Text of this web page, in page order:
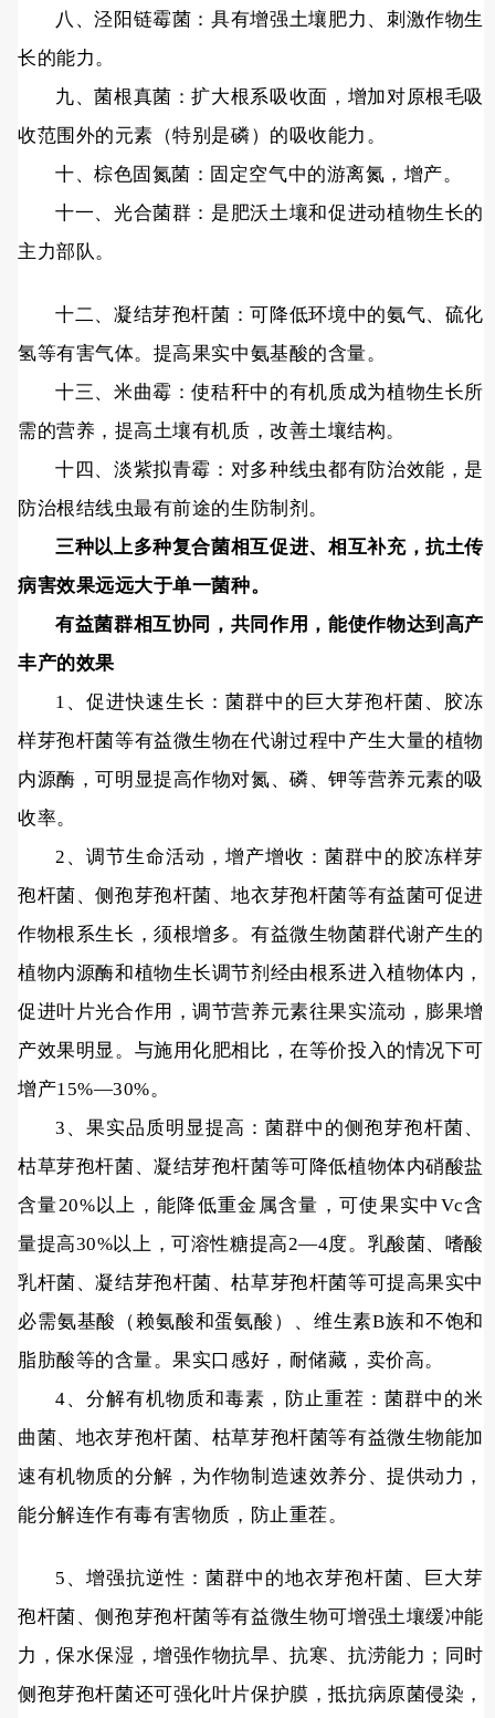
八、泾阳链霉菌：具有增强土壤肥力、刺激作物生
长的能力。
九、菌根真菌：扩大根系吸收面，增加对原根毛吸
收范围外的元素（特别是磷）的吸收能力。
十、棕色固氮菌：固定空气中的游离氮，增产。
十一、光合菌群：是肥沃土壤和促进动植物生长的
主力部队。
十二、凝结芽孢杆菌：可降低环境中的氨气、硫化
氢等有害气体。提高果实中氨基酸的含量。
十三、米曲霉：使秸秆中的有机质成为植物生长所
需的营养，提高土壤有机质，改善土壤结构。
十四、淡紫拟青霉：对多种线虫都有防治效能，是
防治根结线虫最有前途的生防制剂。
三种以上多种复合菌相互促进、相互补充，抗土传
病害效果远远大于单一菌种。
有益菌群相互协同，共同作用，能使作物达到高产
丰产的效果
1、促进快速生长：菌群中的巨大芽孢杆菌、胶冻
样芽孢杆菌等有益微生物在代谢过程中产生大量的植物
内源酶，可明显提高作物对氮、磷、钾等营养元素的吸
收率。
2、调节生命活动，增产增收：菌群中的胶冻样芽
孢杆菌、侧孢芽孢杆菌、地衣芽孢杆菌等有益菌可促进
作物根系生长，须根增多。有益微生物菌群代谢产生的
植物内源酶和植物生长调节剂经由根系进入植物体内，
促进叶片光合作用，调节营养元素往果实流动，膨果增
产效果明显。与施用化肥相比，在等价投入的情况下可
增产15%—30%。
3、果实品质明显提高：菌群中的侧孢芽孢杆菌、
枯草芽孢杆菌、凝结芽孢杆菌等可降低植物体内硝酸盐
含量20%以上，能降低重金属含量，可使果实中Vc含
量提高30%以上，可溶性糖提高2—4度。乳酸菌、嗜酸
乳杆菌、凝结芽孢杆菌、枯草芽孢杆菌等可提高果实中
必需氨基酸（赖氨酸和蛋氨酸）、维生素B族和不饱和
脂肪酸等的含量。果实口感好，耐储藏，卖价高。
4、分解有机物质和毒素，防止重茬：菌群中的米
曲菌、地衣芽孢杆菌、枯草芽孢杆菌等有益微生物能加
速有机物质的分解，为作物制造速效养分、提供动力，
能分解连作有毒有害物质，防止重茬。
5、增强抗逆性：菌群中的地衣芽孢杆菌、巨大芽
孢杆菌、侧孢芽孢杆菌等有益微生物可增强土壤缓冲能
力，保水保湿，增强作物抗旱、抗寒、抗涝能力；同时
侧孢芽孢杆菌还可强化叶片保护膜，抵抗病原菌侵染，